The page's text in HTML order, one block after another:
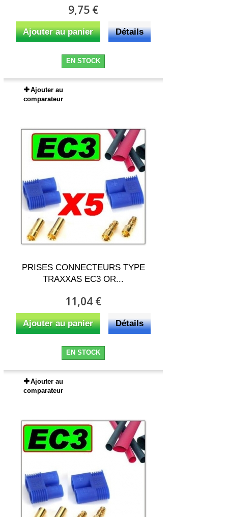
9,75 €
Ajouter au panier Détails
EN STOCK
Ajouter au
comparateur
PRISES CONNECTEURS TYPE
TRAXXAS EC3 OR...
11,04 €
Ajouter au panier Détails
EN STOCK
Ajouter au
comparateur